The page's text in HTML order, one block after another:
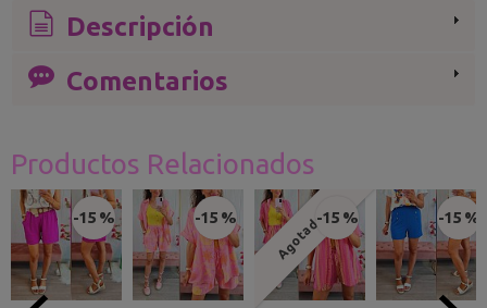
Descripción
Comentarios
Productos Relacionados
-15 % -15 % Agotado-15 % -15 %